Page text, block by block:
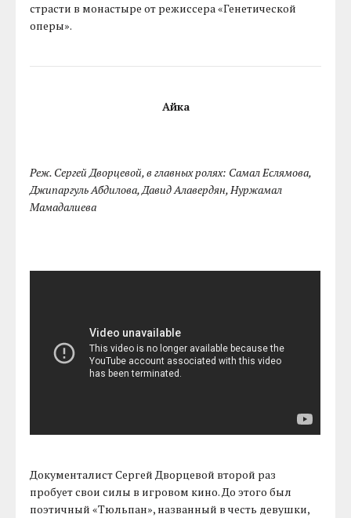
страсти в монастыре от режиссера «Генетической
оперы».
Айка
Реж. Сергей Дворцевой, в главных ролях: Самал Еслямова,
Джипаргуль Абдилова, Давид Алавердян, Нуржамал
Мамадалиева
Документалист Сергей Дворцевой второй раз
пробует свои силы в игровом кино. До этого был
поэтичный «Тюльпан», названный в честь девушки,